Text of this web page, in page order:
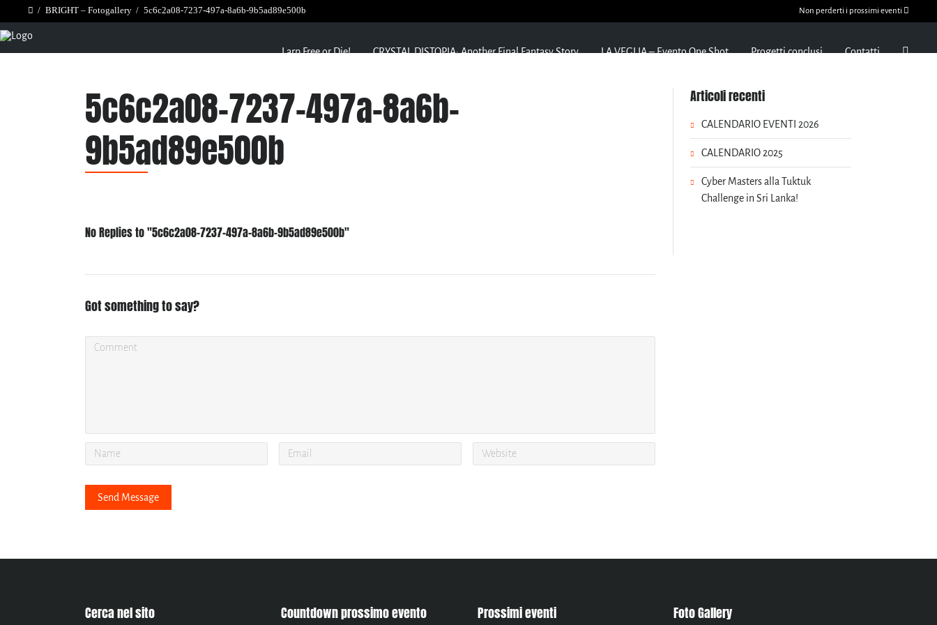
/ BRIGHT – Fotogallery / 5c6c2a08-7237-497a-8a6b-9b5ad89e500b Non perderti i prossimi eventi
Larp Free or Die! CRYSTAL DISTOPIA: Another Final Fantasy Story LA VEGLIA – Evento One Shot Progetti conclusi Contatti
5c6c2a08-7237-497a-8a6b-
9b5ad89e500b
No Replies to "5c6c2a08-7237-497a-8a6b-9b5ad89e500b"
Got something to say?
Articoli recenti
CALENDARIO EVENTI 2026
CALENDARIO 2025
Cyber Masters alla Tuktuk
Challenge in Sri Lanka!
Cerca nel sito Countdown prossimo evento Prossimi eventi Foto Gallery